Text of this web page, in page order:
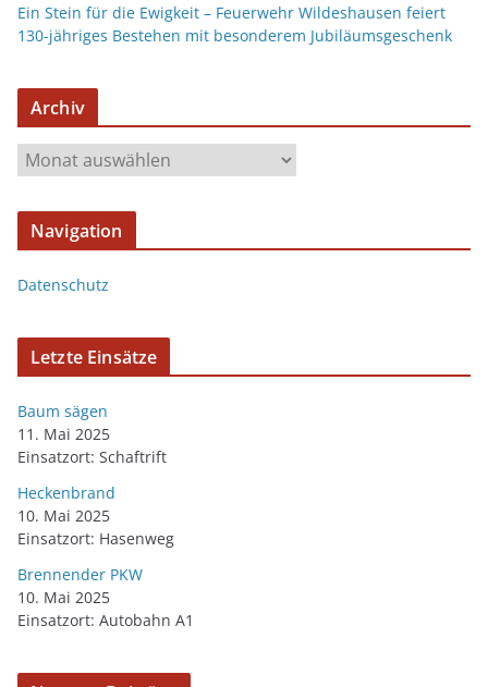
Ein Stein für die Ewigkeit – Feuerwehr Wildeshausen feiert
130-jähriges Bestehen mit besonderem Jubiläumsgeschenk
Archiv
Navigation
Datenschutz
Letzte Einsätze
Baum sägen
11. Mai 2025
Einsatzort: Schaftrift
Heckenbrand
10. Mai 2025
Einsatzort: Hasenweg
Brennender PKW
10. Mai 2025
Einsatzort: Autobahn A1